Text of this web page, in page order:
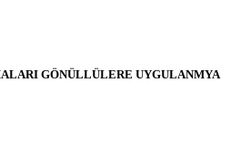
GÖNÜLLÜLERE UYGULANMYA